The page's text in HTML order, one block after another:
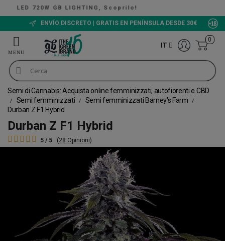
The Green Bucket CBD, Ora
Scoprilo!
ENVÍO DISCRETO | GRATIS EN PENÍNSULA DESDE 30€
IT
0
Semi di Cannabis: Acquista online femminizzati, autofiorenti e CBD
Semi femminizzati
Semi femminizzati Barney's Farm
Durban Z F1 Hybrid
Durban Z F1 Hybrid
5 / 5 (28 Opinioni)